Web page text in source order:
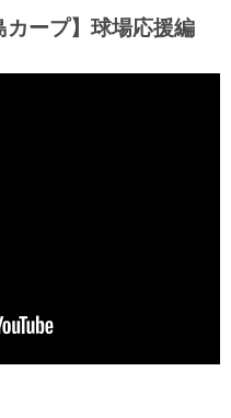
ープ】球場応援編